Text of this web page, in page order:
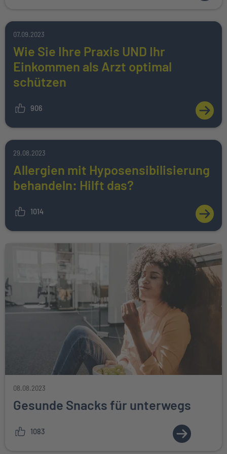
07.09.2023
Wie Sie Ihre Praxis UND Ihr
Einkommen als Arzt optimal
schützen
906
ZUM
29.08.2023
Allergien mit Hyposensibilisierung
behandeln: Hilft das?
1014
ZUM
08.08.2023
Gesunde Snacks für unterwegs
1083
ZUM